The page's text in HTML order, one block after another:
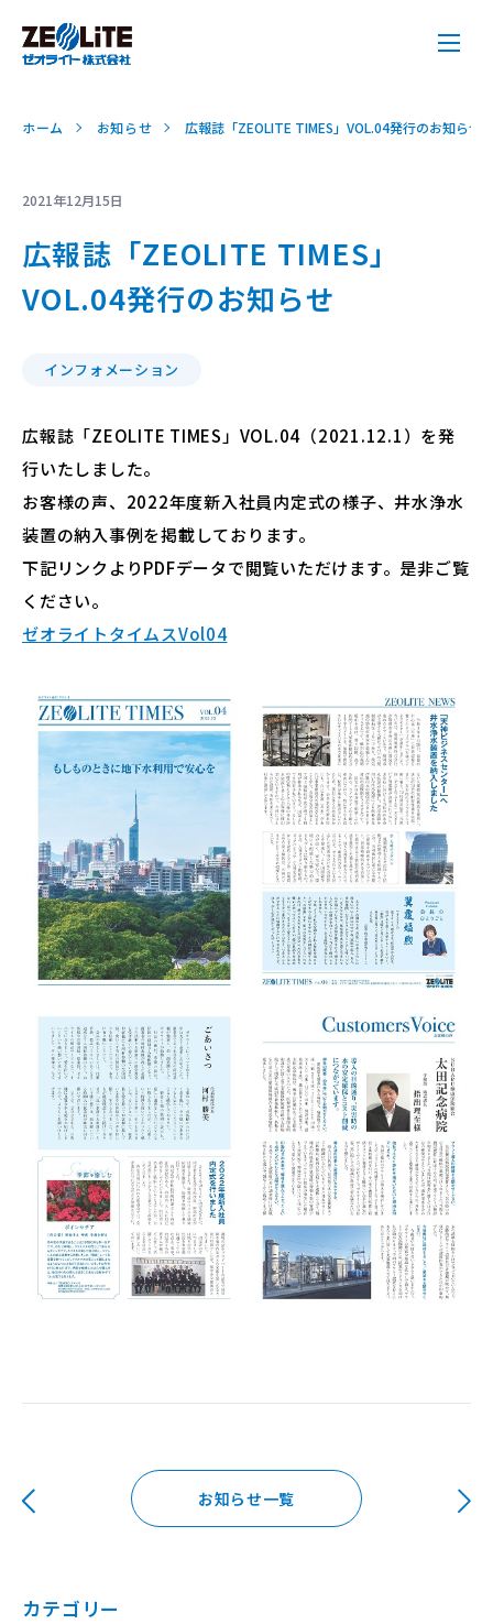
ホーム お知らせ 広報誌「ZEOLITE TIMES」VOL.04発行のお知らせ
2021年12月15日
広報誌「ZEOLITE TIMES」
VOL.04発行のお知らせ
インフォメーション
広報誌「ZEOLITE TIMES」VOL.04（2021.12.1）を発
行いたしました。
お客様の声、2022年度新入社員内定式の様子、井水浄水
装置の納入事例を掲載しております。
下記リンクよりPDFデータで閲覧いただけます。是非ご覧
ください。
ゼオライトタイムスVol04
お知らせ一覧
カテゴリー